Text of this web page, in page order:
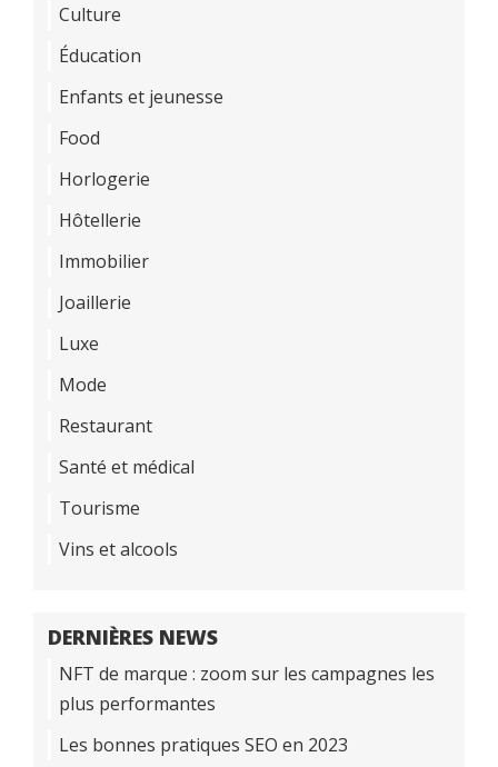
Culture
Éducation
Enfants et jeunesse
Food
Horlogerie
Hôtellerie
Immobilier
Joaillerie
Luxe
Mode
Restaurant
Santé et médical
Tourisme
Vins et alcools
DERNIÈRES NEWS
NFT de marque : zoom sur les campagnes les
plus performantes
Les bonnes pratiques SEO en 2023